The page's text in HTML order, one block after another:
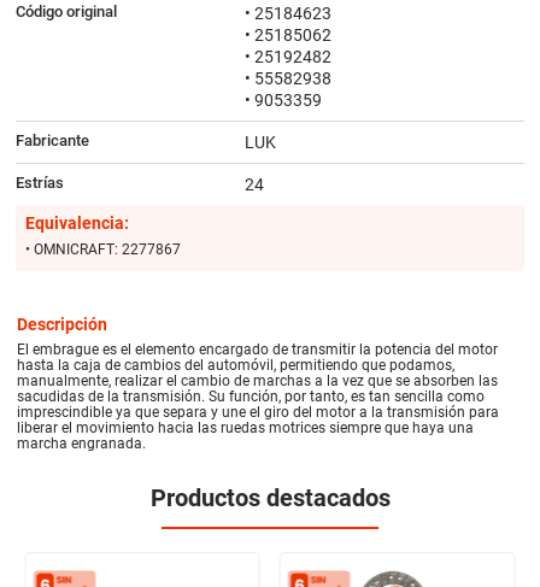
Código original
• 25184623
• 25185062
• 25192482
• 55582938
• 9053359
Fabricante LUK
Estrías
24
Equivalencia:
• OMNICRAFT: 2277867
Descripción
El embrague es el elemento encargado de transmitir la potencia del motor
hasta la caja de cambios del automóvil, permitiendo que podamos,
manualmente, realizar el cambio de marchas a la vez que se absorben las
sacudidas de la transmisión. Su función, por tanto, es tan sencilla como
imprescindible ya que separa y une el giro del motor a la transmisión para
liberar el movimiento hacia las ruedas motrices siempre que haya una
marcha engranada.
Productos destacados